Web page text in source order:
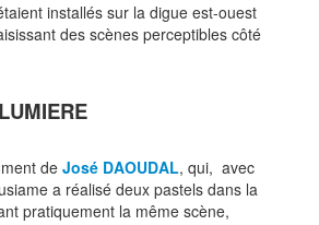
installés sur la digue est-ouest
des scènes perceptibles côté
de José DAOUDAL, qui, avec
a réalisé deux pastels dans la
pratiquement la même scène,